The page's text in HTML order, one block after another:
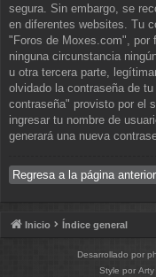
segura. Sin embargo, se
en diferentes websites. Tu
"Foros de Moxes.com", por
ninguna circunstancia
u otra tercera parte,
olvidado la contraseña de
contraseña" provisto por el
ingresar tu nombre de
generará una nueva
Regresa a la página anterior
Inicio Índice general
Desarrollado por
Style por Arty